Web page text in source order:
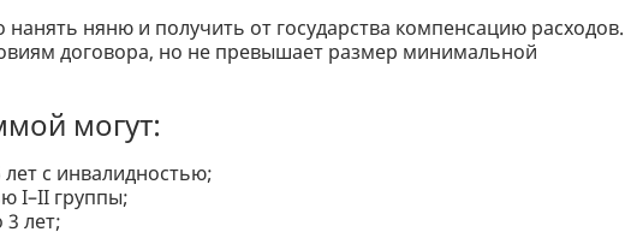
няню и получить от государства компенсацию расходов.
договора, но не превышает размер минимальной
могут:
с инвалидностью;
I–II группы;
3 лет;